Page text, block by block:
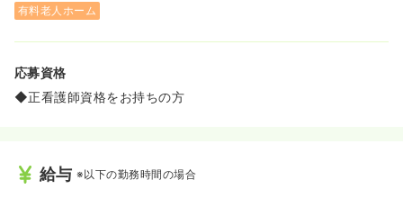
有料老人ホーム
応募資格
◆正看護師資格をお持ちの方
給与 ※以下の勤務時間の場合